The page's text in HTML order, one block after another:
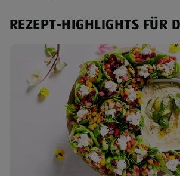
REZEPT-HIGHLIGHTS FÜR